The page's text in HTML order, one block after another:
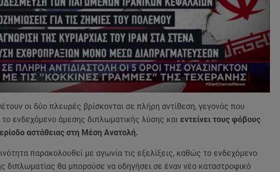
οι δύο πλευρές βρίσκονται σε πλήρη αντίθεση, γεγονός που
ενδεχόμενο άμεσης διπλωματικής λύσης και εντείνει τους φόβους
αστάθειας στη Μέση Ανατολή.
παρακολουθεί με αγωνία τις εξελίξεις, καθώς το ενδεχόμενο
διπλωματίας θα μπορούσε να οδηγήσει σε έναν νέο καταστροφικό